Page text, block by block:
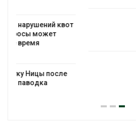
В Кении
проверяют по
Суд запретил
для охраны